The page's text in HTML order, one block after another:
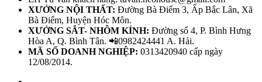
XƯỞNG NỘI THẤT: Đường Bà Điểm 3, Ấp Bắc Lân, Xã
Bà Điểm, Huyện Hóc Môn.
XƯỞNG SẮT- NHÔM KÍNH: Đường số 4, P. Bình Hưng
Hòa A, Q. Bình Tân. 📲0982424441 A. Hải.
MÃ SỐ DOANH NGHIỆP: 0313420940 cấp ngày
12/08/2014.